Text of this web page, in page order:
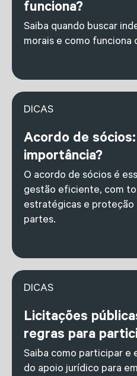
funciona?
Saiba quando buscar
morais e como funciona
DICAS
Acordo de
importância?
O acordo de sócios é
gestão eficiente, com
estratégicas e proteção
partes.
DICAS
Licitações
regras para
Saiba como participar e
do apoio jurídico para